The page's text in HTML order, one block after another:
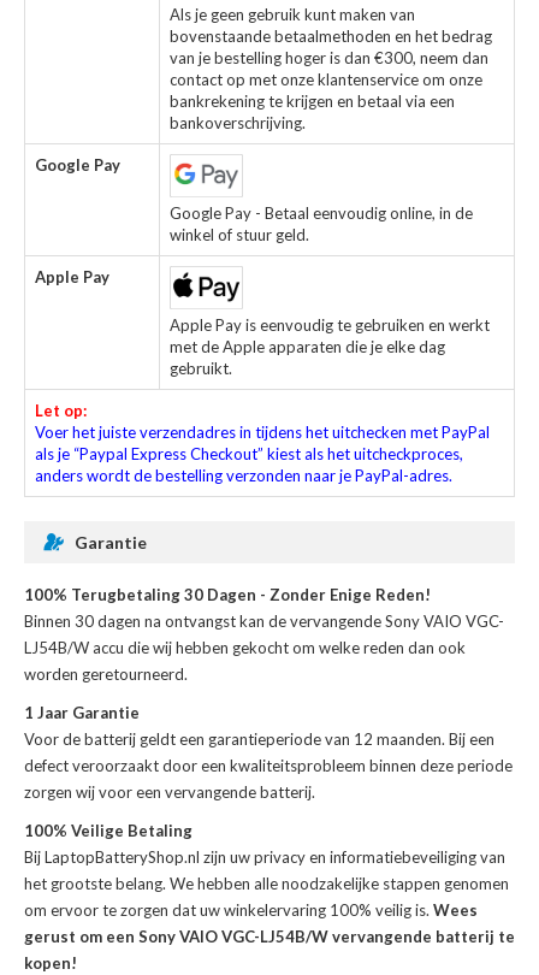
Als je geen gebruik kunt maken van
bovenstaande betaalmethoden en het bedrag
van je bestelling hoger is dan €300, neem dan
contact op met onze klantenservice om onze
bankrekening te krijgen en betaal via een
bankoverschrijving.
Google Pay
Google Pay - Betaal eenvoudig online, in de
winkel of stuur geld.
Apple Pay
Apple Pay is eenvoudig te gebruiken en werkt
met de Apple apparaten die je elke dag
gebruikt.
Let op:
Voer het juiste verzendadres in tijdens het uitchecken met PayPal
als je “Paypal Express Checkout” kiest als het uitcheckproces,
anders wordt de bestelling verzonden naar je PayPal-adres.
Garantie
100% Terugbetaling 30 Dagen - Zonder Enige Reden!
Binnen 30 dagen na ontvangst kan devervangende Sony VAIO VGC-
LJ54B/W accu die wij hebben gekocht om welke reden dan ook
worden geretourneerd.
1 Jaar Garantie
Voor debatterij geldt een garantieperiode van 12 maanden. Bij een
defect veroorzaakt door een kwaliteitsprobleem binnen deze periode
zorgen wij voor een vervangende batterij.
100% Veilige Betaling
Bij LaptopBatteryShop.nl zijn uw privacy en informatiebeveiliging van
het grootste belang. We hebben alle noodzakelijke stappen genomen
om ervoor te zorgen dat uw winkelervaring 100% veilig is. Wees
gerust om een Sony VAIO VGC-LJ54B/W vervangende batterij te
kopen!